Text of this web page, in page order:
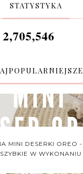
STATYSTYKA
2,705,546
MINI DESERKI OREO -
W WYKONANIU